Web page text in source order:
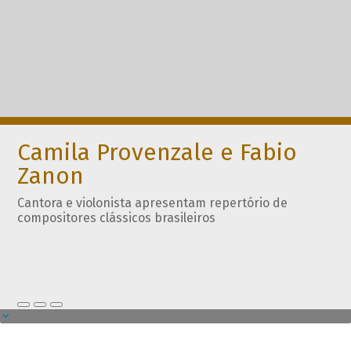
Camila Provenzale e Fabio
Zanon
Cantora e violonista apresentam repertório de
compositores clássicos brasileiros